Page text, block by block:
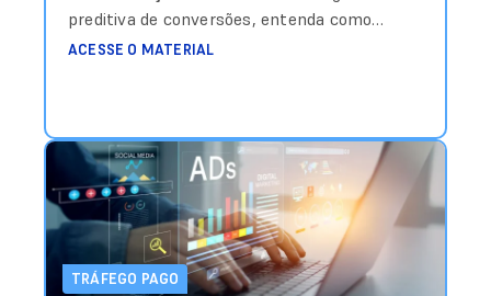
preditiva de conversões, entenda como
estruturar dados, treinar algoritmos e
“operador de painel”. Ajustava lance
manualmente, escolhia palavra-chave,
definia segmentação, pausava anúncios com
base em feeling e comemorava quando o
Ler mais
ACESSE O MATERIAL
TRÁFEGO PAGO